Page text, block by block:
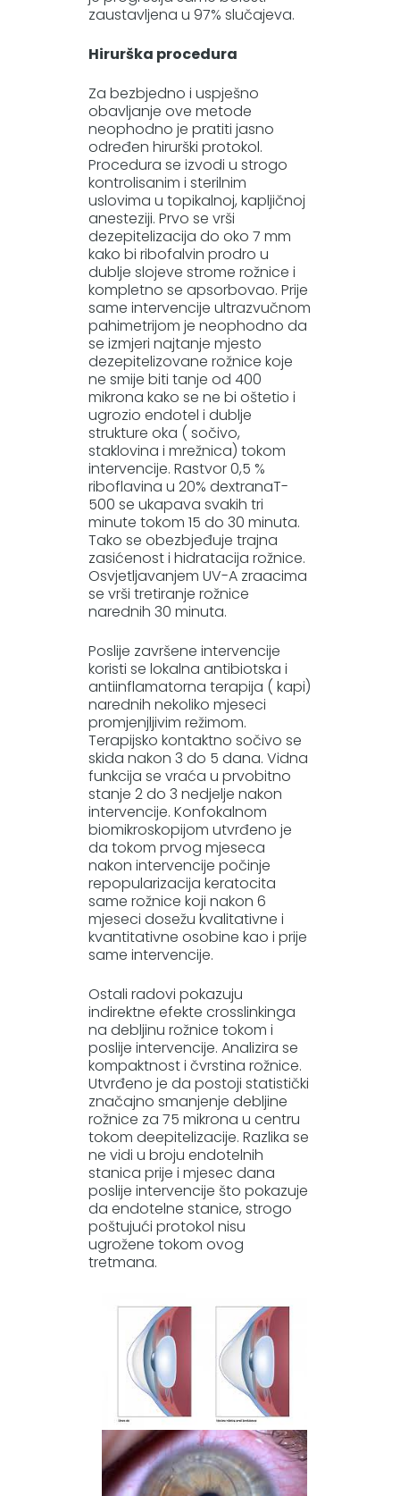
zaustavljena u 97% slučajeva.
Hirurška procedura
Za bezbjedno i uspješno
obavljanje ove metode
neophodno je pratiti jasno
određen hirurški protokol.
Procedura se izvodi u strogo
kontrolisanim i sterilnim
uslovima u topikalnoj, kapljičnoj
anesteziji. Prvo se vrši
dezepitelizacija do oko 7 mm
kako bi ribofalvin prodro u
dublje slojeve strome rožnice i
kompletno se apsorbovao. Prije
same intervencije ultrazvučnom
pahimetrijom je neophodno da
se izmjeri najtanje mjesto
dezepitelizovane rožnice koje
ne smije biti tanje od 400
mikrona kako se ne bi oštetio i
ugrozio endotel i dublje
strukture oka ( sočivo,
staklovina i mrežnica) tokom
intervencije. Rastvor 0,5 %
riboflavina u 20% dextranaT-
500 se ukapava svakih tri
minute tokom 15 do 30 minuta.
Tako se obezbjeđuje trajna
zasićenost i hidratacija rožnice.
Osvjetljavanjem UV-A zraacima
se vrši tretiranje rožnice
narednih 30 minuta.
Poslije završene intervencije
koristi se lokalna antibiotska i
antiinflamatorna terapija ( kapi)
narednih nekoliko mjeseci
promjenjljivim režimom.
Terapijsko kontaktno sočivo se
skida nakon 3 do 5 dana. Vidna
funkcija se vraća u prvobitno
stanje 2 do 3 nedjelje nakon
intervencije. Konfokalnom
biomikroskopijom utvrđeno je
da tokom prvog mjeseca
nakon intervencije počinje
repopularizacija keratocita
same rožnice koji nakon 6
mjeseci dosežu kvalitativne i
kvantitativne osobine kao i prije
same intervencije.
Ostali radovi pokazuju
indirektne efekte crosslinkinga
na debljinu rožnice tokom i
poslije intervencije. Analizira se
kompaktnost i čvrstina rožnice.
Utvrđeno je da postoji statistički
značajno smanjenje debljine
rožnice za 75 mikrona u centru
tokom deepitelizacije. Razlika se
ne vidi u broju endotelnih
stanica prije i mjesec dana
poslije intervencije što pokazuje
da endotelne stanice, strogo
poštujući protokol nisu
ugrožene tokom ovog
tretmana.